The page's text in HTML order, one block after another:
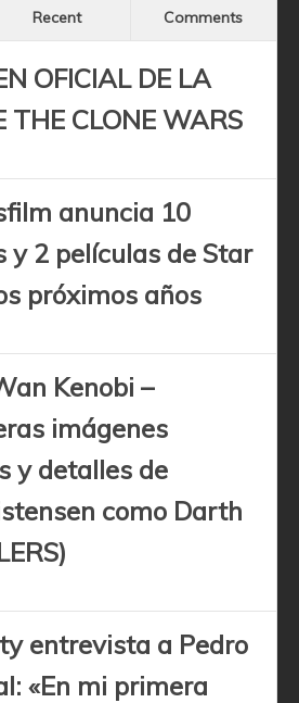
Recent Comments
OFICIAL DE LA
THE CLONE WARS
anuncia 10
y 2 películas de Star
próximos años
Kenobi –
imágenes
y detalles de
como Darth
entrevista a Pedro
«En mi primera